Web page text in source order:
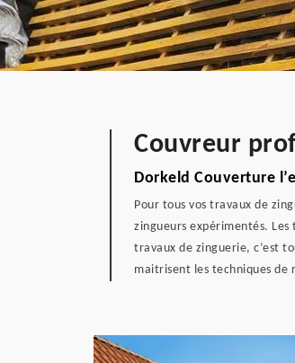
Couvreur
Dorkeld Couverture
Pour tous vos travaux de
zingueurs expérimentés.
travaux de zinguerie, c’est
maitrisent les techniques de